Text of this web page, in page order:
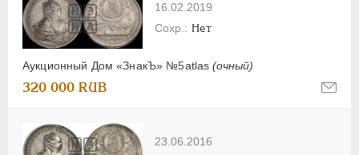
16.02.2019
Аукционный Дом «ЗнакЪ» №5atlas(очный)
Нет
320 000 RUB
23.06.2016